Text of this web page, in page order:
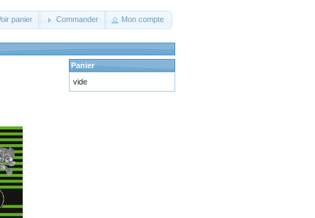
panier Commander Mon compte
Panier
vide